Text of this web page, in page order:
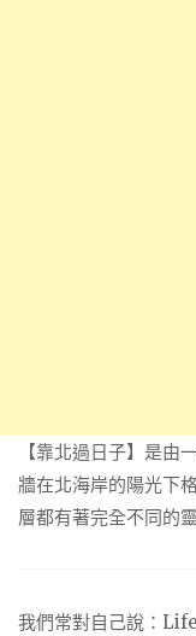
【靠北過日子】是由
牆在北海岸的陽光下
層都有著完全不同的
我們常對自己說：